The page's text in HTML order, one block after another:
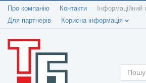
Про компанію Контакти Інформаційний
Для партнерів
Корисна інформація